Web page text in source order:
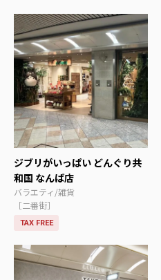
ジブリがいっぱい どんぐり共
和国 なんば店
バラエティ/雑貨
［二番街］
TAX FREE